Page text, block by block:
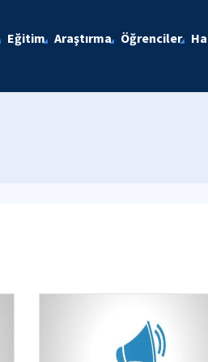
Eğitim Araştırma Öğrenciler